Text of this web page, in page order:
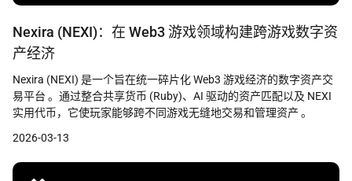
Nexira (NEXI)：在 Web3 游戏领域构建跨游戏数字资
产经济
Nexira (NEXI) 是一个旨在统一碎片化 Web3 游戏经济的数字资产交
易平台 。通过整合共享货币 (Ruby)、AI 驱动的资产匹配以及 NEXI
实用代币，它使玩家能够跨不同游戏无缝地交易和管理资产 。
2026-03-13